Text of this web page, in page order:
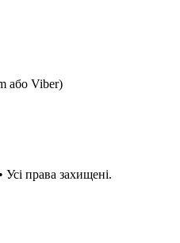
або Viber)
права захищені.